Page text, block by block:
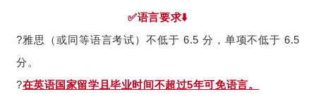
✅语言要求⬇️
?雅思（或同等语言考试）不低于 6.5 分，单项不低于 6.5
分。
?在英语国家留学且毕业时间不超过5年可免语言。